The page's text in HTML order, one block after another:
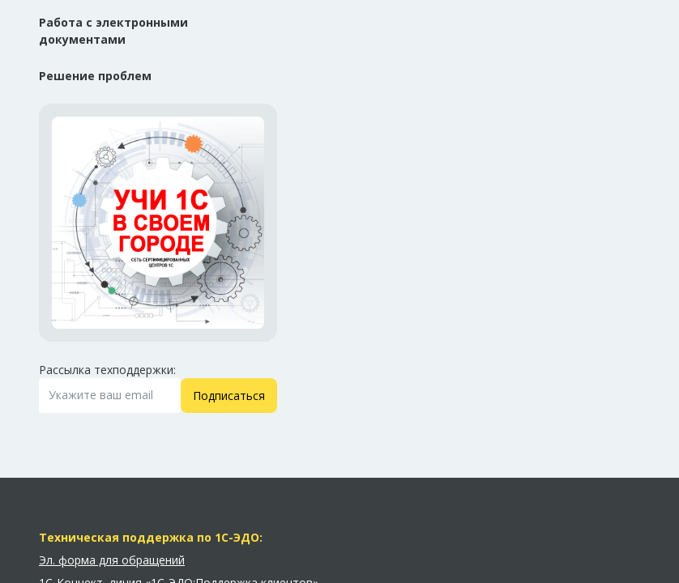
Работа с электронными
документами
Решение проблем
Рассылка техподдержки:
Подписаться
Техническая поддержка по 1С-ЭДО:
Эл. форма для обращений